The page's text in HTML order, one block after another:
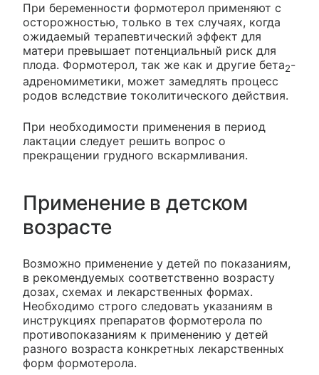
При беременности формотерол применяют с
осторожностью, только в тех случаях, когда
ожидаемый терапевтический эффект для
матери превышает потенциальный риск для
плода. Формотерол, так же как и другие бета2-
адреномиметики, может замедлять процесс
родов вследствие токолитического действия.
При необходимости применения в период
лактации следует решить вопрос о
прекращении грудного вскармливания.
Применение в детском
возрасте
Возможно применение у детей по показаниям,
в рекомендуемых соответственно возрасту
дозах, схемах и лекарственных формах.
Необходимо строго следовать указаниям в
инструкциях препаратов формотерола по
противопоказаниям к применению у детей
разного возраста конкретных лекарственных
форм формотерола.